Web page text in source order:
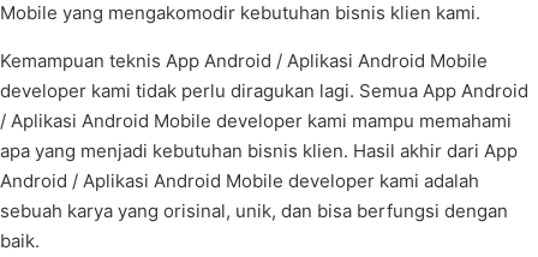
Mobile yang mengakomodir kebutuhan bisnis klien kami.
Kemampuan teknis App Android / Aplikasi Android Mobile
developer kami tidak perlu diragukan lagi. Semua App Android
/ Aplikasi Android Mobile developer kami mampu memahami
apa yang menjadi kebutuhan bisnis klien. Hasil akhir dari App
Android / Aplikasi Android Mobile developer kami adalah
sebuah karya yang orisinal, unik, dan bisa berfungsi dengan
baik.